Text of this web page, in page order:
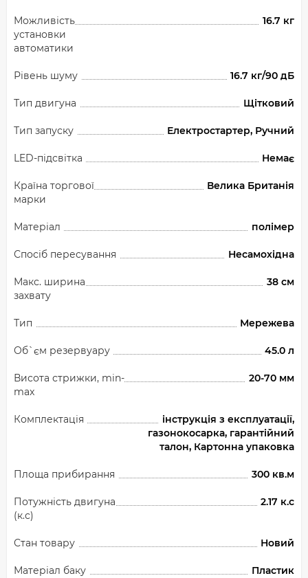
Можливість
установки
автоматики
16.7 кг
Рівень шуму 16.7 кг/90 дБ
Тип двигуна Щітковий
Тип запуску Електростартер, Ручний
LED-підсвітка Немає
Країна торгової
марки
Велика Британія
Матеріал полімер
Спосіб пересування Несамохідна
Макс. ширина
захвату
38 см
Тип Мережева
Об`єм резервуару 45.0 л
Висота стрижки, min-
max
20-70 мм
Комплектація
інструкція з експлуатації,
газонокосарка, гарантійний
талон, Картонна упаковка
Площа прибирання 300 кв.м
Потужність двигуна
(к.с)
2.17 к.с
Стан товару Новий
Матеріал баку Пластик